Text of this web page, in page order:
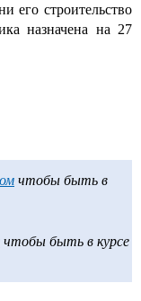
его строительство
назначена на 27
чтобы быть в
чтобы быть в курсе